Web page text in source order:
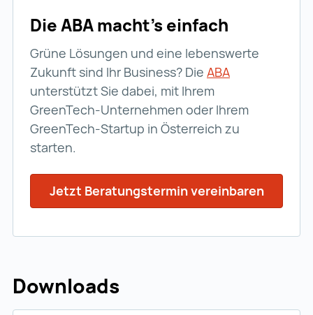
Die ABA macht’s einfach
Grüne Lösungen und eine lebenswerte
Zukunft sind Ihr Business? Die ABA
unterstützt Sie dabei, mit Ihrem
GreenTech-Unternehmen oder Ihrem
GreenTech-Startup in Österreich zu
starten.
Jetzt Beratungstermin vereinbaren
Downloads